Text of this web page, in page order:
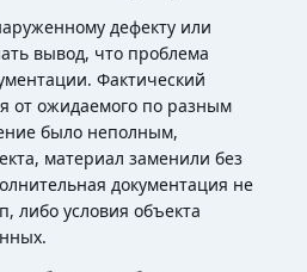
дефекту или
вывод, что проблема
Фактический
от ожидаемого по разным
было неполным,
материал заменили без
документация не
либо условия объекта